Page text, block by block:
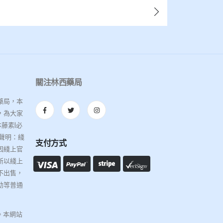
局，本
為大家
素|必
明：綫
綫上官
以綫上
售，
等普通
本網站
關注林西藥局
支付方式